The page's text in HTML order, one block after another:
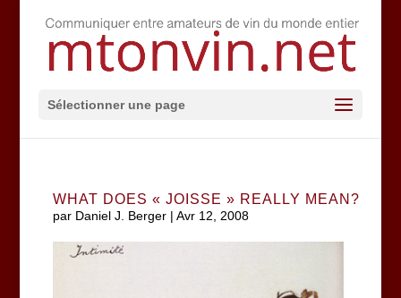
Sélectionner une page
WHAT DOES « JOISSE » REALLY MEAN?
par Daniel J. Berger| Avr 12, 2008